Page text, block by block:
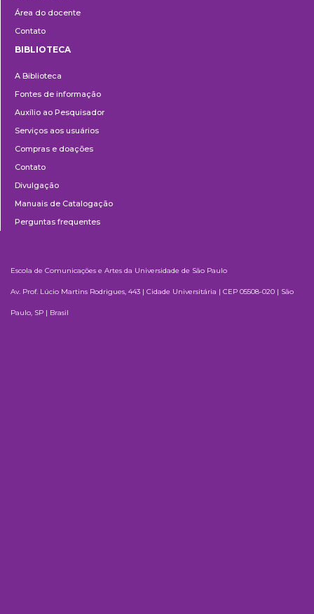
Área do docente
Contato
BIBLIOTECA
A Biblioteca
Fontes de informação
Auxílio ao Pesquisador
Serviços aos usuários
Compras e doações
Contato
Divulgação
Manuais de Catalogação
Perguntas frequentes
Escola de Comunicações e Artes da Universidade de São Paulo
Av. Prof. Lúcio Martins Rodrigues, 443 | Cidade Universitária | CEP 05508-020 | São
Paulo, SP | Brasil